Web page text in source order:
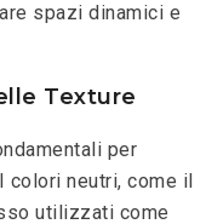
spazi dinamici e
Texture
per
neutri, come il
utilizzati come